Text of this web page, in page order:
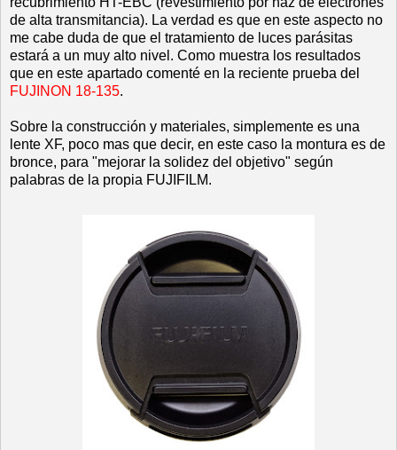
de alta transmitancia). La verdad es que en este aspecto no
me cabe duda de que el tratamiento de luces parásitas
estará a un muy alto nivel. Como muestra los resultados
que en este apartado comenté en la reciente prueba del
FUJINON 18-135.
Sobre la construcción y materiales, simplemente es una
lente XF, poco mas que decir, en este caso la montura es de
bronce, para "mejorar la solidez del objetivo" según
palabras de la propia FUJIFILM.